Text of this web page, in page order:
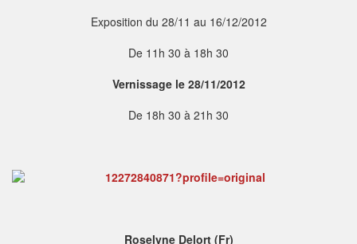
Exposition du 28/11 au 16/12/2012
De 11h 30 à 18h 30
Vernissage le 28/11/2012
De 18h 30 à 21h 30
Roselyne Delort (Fr)